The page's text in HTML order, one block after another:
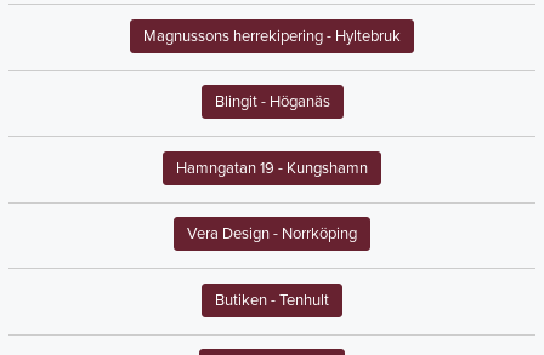
Magnussons herrekipering- Hyltebruk
Blingit- Höganäs
Hamngatan 19 - Kungshamn
Vera Design- Norrköping
Butiken- Tenhult